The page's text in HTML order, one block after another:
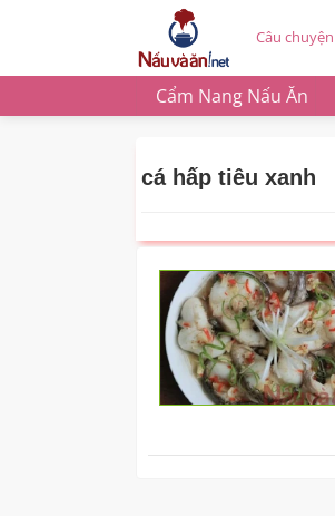
Câu chuyện
Cẩm Nang Nấu Ăn
cá hấp tiêu xanh